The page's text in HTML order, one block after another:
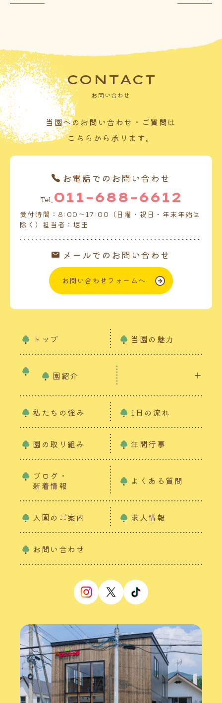
CONTACT
お問い合わせ
当園へのお問い合わせ・ご質問は
こちらから承ります。
お電話でのお問い合わせ
Tel. 011-688-6612
受付時間：8:00～17:00（日曜・祝日・年末年始は
除く）担当者：堀田
メールでのお問い合わせ
お問い合わせフォームへ
トップ 当園の魅力
園紹介
私たちの強み 1日の流れ
園の取り組み 年間行事
ブログ・
新着情報
よくある質問
入園のご案内 求人情報
お問い合わせ